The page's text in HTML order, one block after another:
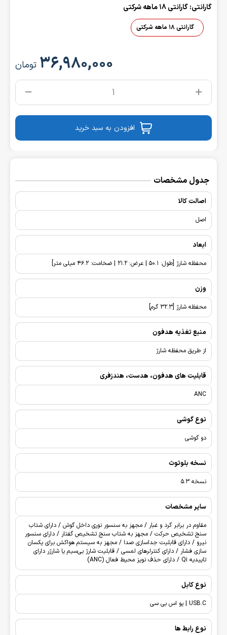
گارانتی: گارانتی 18 ماهه شرکتی
گارانتی 18 ماهه شرکتی
۳۶,۹۸۰,۰۰۰ تومان
افزودن به سبد خرید
جدول مشخصات
اصالت کالا
اصل
ابعاد
محفظه شارژ [طول: 50.1 | عرض: 21.2 | ضخامت: 46.2 میلی متر]
وزن
محفظه شارژ [32.3 گرم]
منبع تغذیه هدفون
از طریق محفظه شارژ
قابلیت های هدفون، هدست، هندزفری
ANC
نوع گوشی
دو گوشی
نسخه بلوتوث
نسخه 5.3
سایر مشخصات
مقاوم در برابر گرد و غبار / مجهز به سنسور نوری داخل گوش / دارای شتاب
سنج تشخیص حرکت / مجهز به شتاب سنج تشخیص گفتار / دارای سنسور
نیرو / دارای قابلیت جداسازی صدا / مجهز به سیستم هواکش برای یکسان
سازی فشار / دارای کنترلرهای لمسی / قابلیت شارژ بی‌سیم یا شارژر دارای
تاییدیه Qi / دارای حذف نویز محیط فعال (ANC)
نوع کابل
USB.C | یو اس بی سی
نوع رابط ها